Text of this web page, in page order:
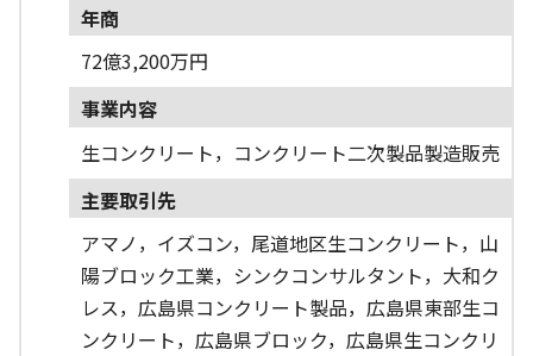
年商
72億3,200万円
事業内容
生コンクリート，コンクリート二次製品製造販売
主要取引先
アマノ，イズコン，尾道地区生コンクリート，山
陽ブロック工業，シンクコンサルタント，大和ク
レス，広島県コンクリート製品，広島県東部生コ
ンクリート，広島県ブロック，広島県生コンクリ